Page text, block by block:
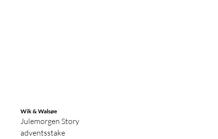
Wik & Walsøe
Julemorgen Story
adventsstake